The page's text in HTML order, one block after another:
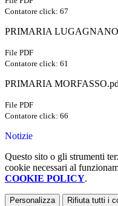
Contatore click: 67
PRIMARIA
File PDF
Contatore click: 61
PRIMARIA
File PDF
Contatore click: 66
Notizie
Questo sito o gli strumenti
cookie necessari al
COOKIE POLICY.
Personalizza Rifiuta tutti i